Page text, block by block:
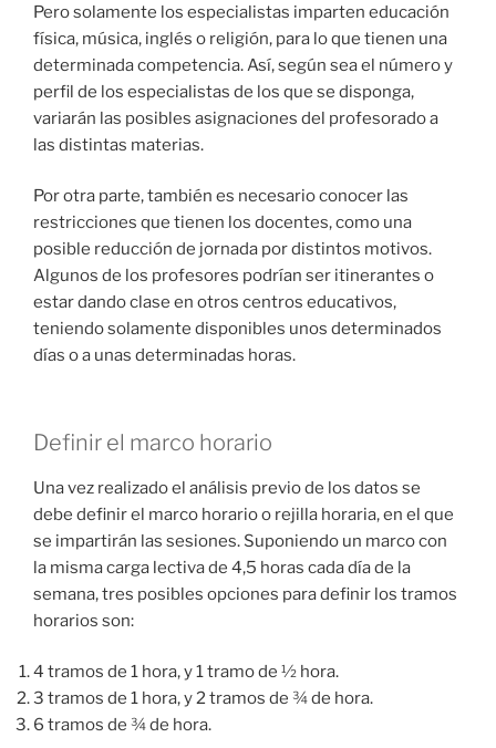
Pero solamente los especialistas imparten educación
física, música, inglés o religión, para lo que tienen una
determinada competencia. Así, según sea el número y
perfil de los especialistas de los que se disponga,
variarán las posibles asignaciones del profesorado a
las distintas materias.
Por otra parte, también es necesario conocer las
restricciones que tienen los docentes, como una
posible reducción de jornada por distintos motivos.
Algunos de los profesores podrían ser itinerantes o
estar dando clase en otros centros educativos,
teniendo solamente disponibles unos determinados
días o a unas determinadas horas.
Definir el marco horario
Una vez realizado el análisis previo de los datos se
debe definir el marco horario o rejilla horaria, en el que
se impartirán las sesiones. Suponiendo un marco con
la misma carga lectiva de 4,5 horas cada día de la
semana, tres posibles opciones para definir los tramos
horarios son:
4 tramos de 1 hora, y 1 tramo de ½ hora.
3 tramos de 1 hora, y 2 tramos de ¾ de hora.
6 tramos de ¾ de hora.